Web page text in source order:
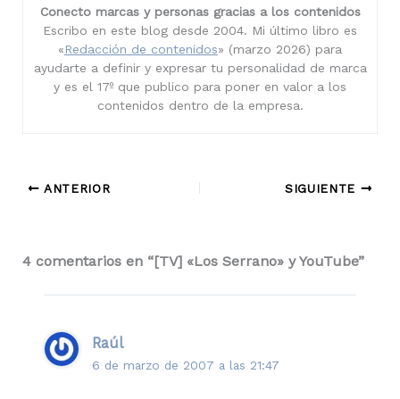
Conecto marcas y personas gracias a los contenidos
Escribo en este blog desde 2004. Mi último libro es
«Redacción de contenidos» (marzo 2026) para
ayudarte a definir y expresar tu personalidad de marca
y es el 17º que publico para poner en valor a los
contenidos dentro de la empresa.
ANTERIOR SIGUIENTE
4 comentarios en “[TV] «Los Serrano» y YouTube”
Raúl
6 de marzo de 2007 a las 21:47